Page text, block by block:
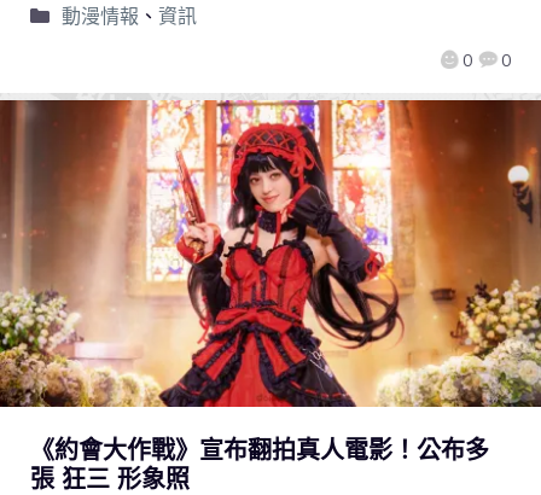
0 0
動漫情報 、 資訊
《約會大作戰》宣布翻拍真人電影！公布多
張 狂三 形象照